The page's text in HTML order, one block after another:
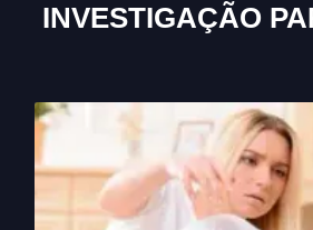
INVESTIGAÇÃO